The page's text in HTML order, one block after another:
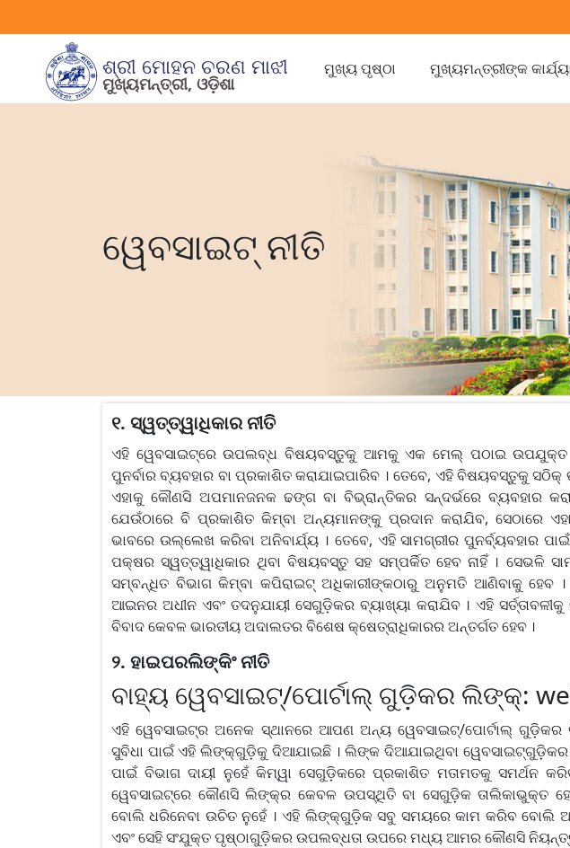
ଶ୍ରୀ ମୋହନ ଚରଣ ମାଝୀ
ମୁଖ୍ୟମନ୍ତ୍ରୀ, ଓଡ଼ିଶା
ମୁଖ୍ୟ ପୃଷ୍ଠା ମୁଖ୍ୟମନ୍ତ୍ରୀଙ୍କ
ୱେବସାଇଟ୍ ନୀତି
୧. ସ୍ୱତ୍ତ୍ୱାଧିକାର ନୀତି
ଏହି ୱେବସାଇଟ୍‌ରେ ଉପଲବ୍ଧ ବିଷୟବସ୍ତୁକୁ ଆମକୁ ଏକ ମେଲ୍ ପଠାଇ ଉପଯୁକ୍ତ
ପୁନର୍ବାର ବ୍ୟବହାର ବା ପ୍ରକାଶିତ କରାଯାଇପାରିବ । ତେବେ, ଏହି ବିଷୟବସ୍ତୁକୁ ସଠିକ୍
ଏହାକୁ କୌଣସି ଅପମାନଜନକ ଢଙ୍ଗ ବା ବିଭ୍ରାନ୍ତିକର ସନ୍ଦର୍ଭରେ ବ୍ୟବହାର
ଯେଉଁଠାରେ ବି ପ୍ରକାଶିତ କିମ୍ବା ଅନ୍ୟମାନଙ୍କୁ ପ୍ରଦାନ କରାଯିବ, ସେଠାରେ
ଭାବରେ ଉଲ୍ଲେଖ କରିବା ଅନିବାର୍ଯ୍ୟ । ତେବେ, ଏହି ସାମଗ୍ରୀର ପୁନର୍ବ୍ୟବହାର
ପକ୍ଷର ସ୍ୱତ୍ତ୍ୱାଧିକାର ଥିବା ବିଷୟବସ୍ତୁ ସହ ସମ୍ପର୍କିତ ହେବ ନାହିଁ । ସେଭଳି
ସମ୍ବନ୍ଧିତ ବିଭାଗ କିମ୍ବା କପିରାଇଟ୍ ଅଧିକାରୀଙ୍କଠାରୁ ଅନୁମତି ଆଣିବାକୁ ହେବ ।
ଆଇନର ଅଧୀନ ଏବଂ ତଦନୁଯାୟୀ ସେଗୁଡ଼ିକର ବ୍ୟାଖ୍ୟା କରାଯିବ । ଏହି
ବିବାଦ କେବଳ ଭାରତୀୟ ଅଦାଲତର ବିଶେଷ କ୍ଷେତ୍ରାଧିକାରର ଅନ୍ତର୍ଗତ ହେବ ।
୨. ହାଇପରଲିଙ୍କିଂ ନୀତି
ବାହ୍ୟ ୱେବସାଇଟ୍/ପୋର୍ଟାଲ୍ ଗୁଡ଼ିକର ଲିଙ୍କ୍:
ଏହି ୱେବସାଇଟ୍‌ର ଅନେକ ସ୍ଥାନରେ ଆପଣ ଅନ୍ୟ ୱେବସାଇଟ୍/ପୋର୍ଟାଲ୍
ସୁବିଧା ପାଇଁ ଏହି ଲିଙ୍କ୍‍ଗୁଡ଼ିକୁ ଦିଆଯାଇଛି । ଲିଙ୍କ ଦିଆଯାଇଥିବା ୱେବସାଇଟ୍‍ଗୁଡ଼ିକର
ପାଇଁ ବିଭାଗ ଦାୟୀ ନୁହେଁ କିମ୍ୱା ସେଗୁଡ଼ିକରେ ପ୍ରକାଶିତ ମତାମତକୁ ସମର୍ଥନ
ୱେବସାଇଟ୍‌ରେ କୌଣସି ଲିଙ୍କ୍‌ର କେବଳ ଉପସ୍ଥିତି ବା ସେଗୁଡ଼ିକ ତାଲିକାଭୁକ୍ତ
ବୋଲି ଧରିନେବା ଉଚିତ ନୁହେଁ । ଏହି ଲିଙ୍କ୍‍ଗୁଡ଼ିକ ସବୁ ସମୟରେ କାମ କରିବ ବୋଲି
ଏବଂ ସେହି ସଂଯୁକ୍ତ ପୃଷ୍ଠାଗୁଡ଼ିକର ଉପଲବ୍ଧତା ଉପରେ ମଧ୍ୟ ଆମର କୌଣସି